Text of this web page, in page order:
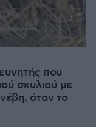
που
σκυλιού με
όταν το